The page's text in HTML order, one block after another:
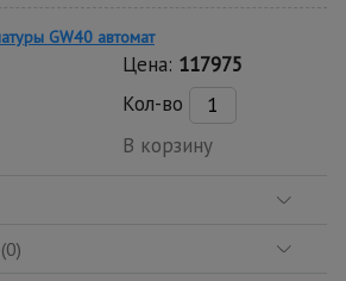
GW40 автомат
Цена: 117975
Кол-во
В корзину